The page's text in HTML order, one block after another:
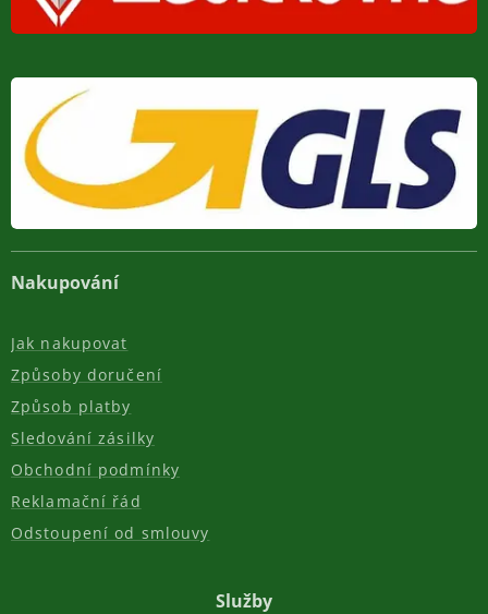
Nakupování
Jak nakupovat
Způsoby doručení
Způsob platby
Sledování zásilky
Obchodní podmínky
Reklamační řád
Odstoupení od smlouvy
Služby